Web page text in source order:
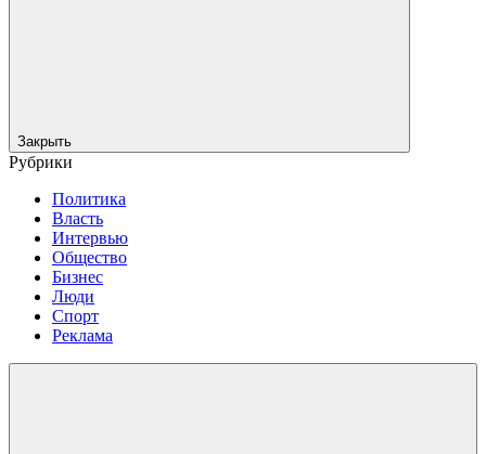
Закрыть
Рубрики
Политика
Власть
Интервью
Общество
Бизнес
Люди
Спорт
Реклама